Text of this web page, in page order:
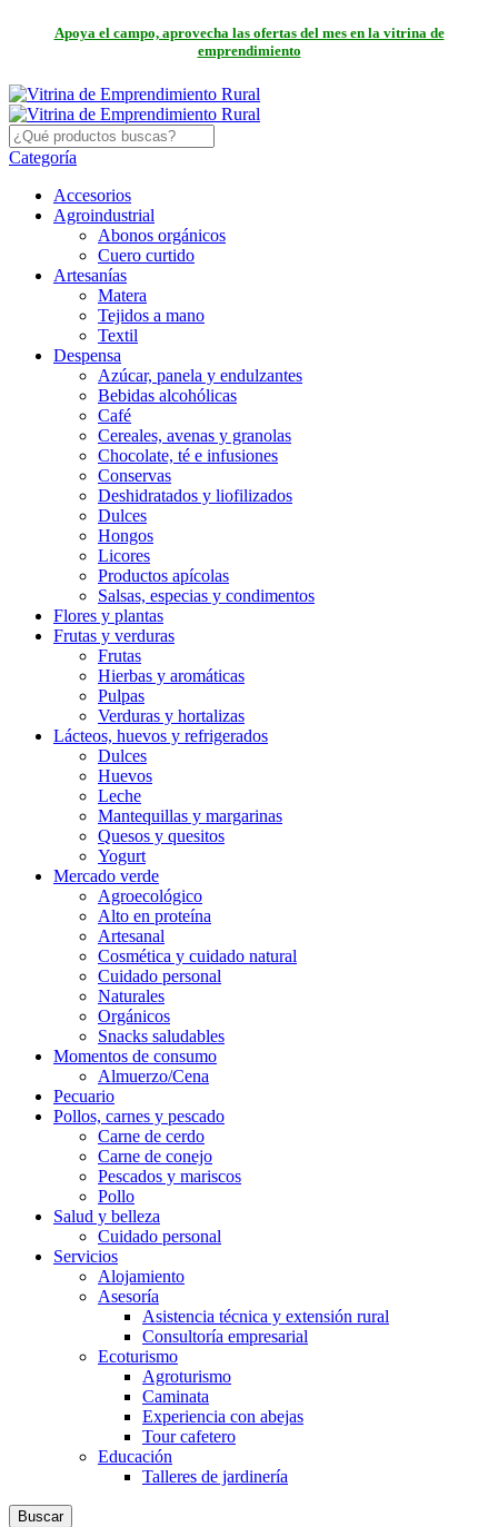
Apoya el campo, aprovecha las ofertas del mes en la vitrina de
emprendimiento
Categoría
Accesorios
Agroindustrial
Abonos orgánicos
Cuero curtido
Artesanías
Matera
Tejidos a mano
Textil
Despensa
Azúcar, panela y endulzantes
Bebidas alcohólicas
Café
Cereales, avenas y granolas
Chocolate, té e infusiones
Conservas
Deshidratados y liofilizados
Dulces
Hongos
Licores
Productos apícolas
Salsas, especias y condimentos
Flores y plantas
Frutas y verduras
Frutas
Hierbas y aromáticas
Pulpas
Verduras y hortalizas
Lácteos, huevos y refrigerados
Dulces
Huevos
Leche
Mantequillas y margarinas
Quesos y quesitos
Yogurt
Mercado verde
Agroecológico
Alto en proteína
Artesanal
Cosmética y cuidado natural
Cuidado personal
Naturales
Orgánicos
Snacks saludables
Momentos de consumo
Almuerzo/Cena
Pecuario
Pollos, carnes y pescado
Carne de cerdo
Carne de conejo
Pescados y mariscos
Pollo
Salud y belleza
Cuidado personal
Servicios
Alojamiento
Asesoría
Asistencia técnica y extensión rural
Consultoría empresarial
Ecoturismo
Agroturismo
Caminata
Experiencia con abejas
Tour cafetero
Educación
Talleres de jardinería
Buscar